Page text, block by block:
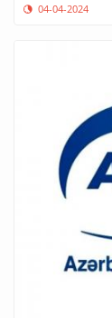
04-04-2024